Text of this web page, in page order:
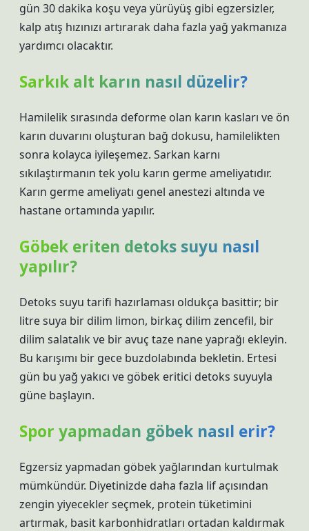
gün 30 dakika koşu veya yürüyüş gibi egzersizler,
kalp atış hızınızı artırarak daha fazla yağ yakmanıza
yardımcı olacaktır.
Sarkık alt karın nasıl düzelir?
Hamilelik sırasında deforme olan karın kasları ve ön
karın duvarını oluşturan bağ dokusu, hamilelikten
sonra kolayca iyileşemez. Sarkan karnı
sıkılaştırmanın tek yolu karın germe ameliyatıdır.
Karın germe ameliyatı genel anestezi altında ve
hastane ortamında yapılır.
Göbek eriten detoks suyu nasıl
yapılır?
Detoks suyu tarifi hazırlaması oldukça basittir; bir
litre suya bir dilim limon, birkaç dilim zencefil, bir
dilim salatalık ve bir avuç taze nane yaprağı ekleyin.
Bu karışımı bir gece buzdolabında bekletin. Ertesi
gün bu yağ yakıcı ve göbek eritici detoks suyuyla
güne başlayın.
Spor yapmadan göbek nasıl erir?
Egzersiz yapmadan göbek yağlarından kurtulmak
mümkündür. Diyetinizde daha fazla lif açısından
zengin yiyecekler seçmek, protein tüketimini
artırmak, basit karbonhidratları ortadan kaldırmak